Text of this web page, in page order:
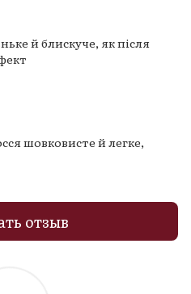
й блискуче, як після
шовковисте й легке,
отзыв